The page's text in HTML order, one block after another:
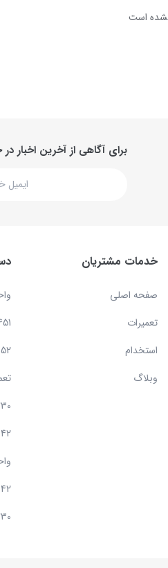
است
برای آگاهی از آخرین اخبار
خدمات مشتریان
صفحه اصلی
تعمیرات
استخدام
وبلاگ